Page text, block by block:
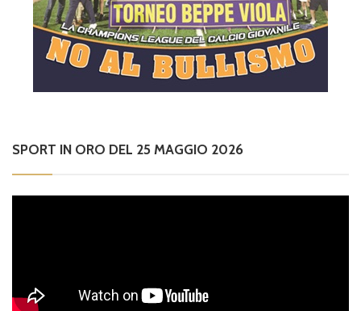
SPORT IN ORO DEL 25 MAGGIO 2026